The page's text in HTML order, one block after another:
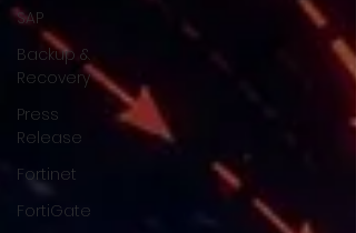
SAP
Backup &
Recovery
Press
Release
Fortinet
FortiGate